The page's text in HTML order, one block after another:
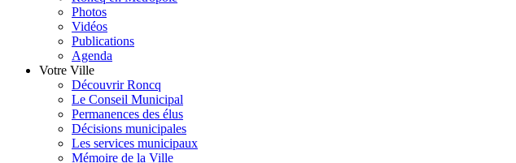
Photos
Vidéos
Publications
Agenda
Votre Ville
Découvrir Roncq
Le Conseil Municipal
Permanences des élus
Décisions municipales
Les services municipaux
Mémoire de la Ville